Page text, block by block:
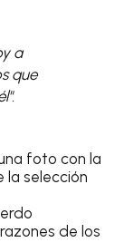
a
que
foto con la
la selección
de los